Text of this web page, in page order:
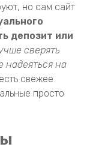
но сам сайт
депозит или
сверять
надеяться на
свежее
просто